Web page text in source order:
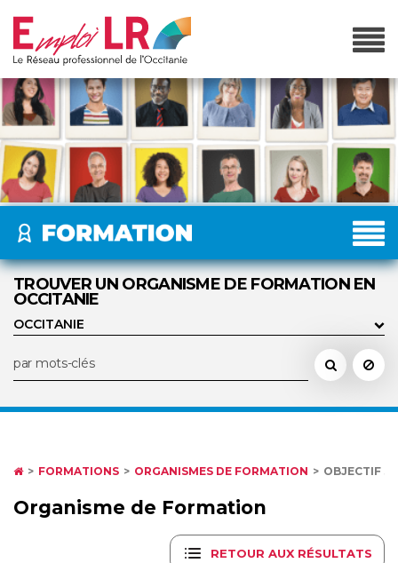
TROUVER UN ORGANISME DE FORMATION EN
OCCITANIE
FORMATIONS ORGANISMES DE FORMATION OBJECTIF
Organisme de Formation
RETOUR AUX RÉSULTATS